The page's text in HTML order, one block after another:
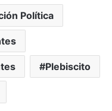
Política
Plebiscito